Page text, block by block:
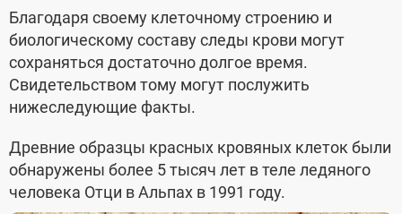
Благодаря своему клеточному строению и
биологическому составу следы крови могут
сохраняться достаточно долгое время.
Свидетельством тому могут послужить
нижеследующие факты.
Древние образцы красных кровяных клеток были
обнаружены более 5 тысяч лет в теле ледяного
человека Отци в Альпах в 1991 году.